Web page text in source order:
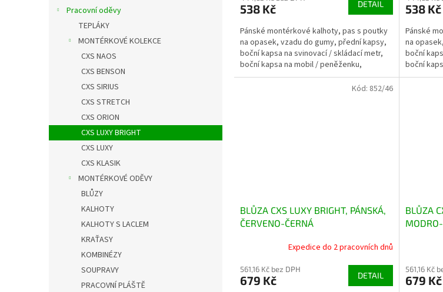
Pracovní oděvy
TEPLÁKY
MONTÉRKOVÉ KOLEKCE
CXS NAOS
CXS BENSON
CXS SIRIUS
CXS STRETCH
CXS ORION
CXS LUXY BRIGHT
CXS LUXY
CXS KLASIK
MONTÉRKOVÉ ODĚVY
BLŮZY
KALHOTY
KALHOTY S LACLEM
KRAŤASY
KOMBINÉZY
SOUPRAVY
PRACOVNÍ PLÁŠTĚ
538 Kč DETAIL
Pánské montérkové kalhoty, pas s poutky
na opasek, vzadu do gumy, přední kapsy,
boční kapsa na svinovací / skládací metr,
boční kapsa na mobil / peněženku,
zdvojená kolena,...
538 Kč
Pánské
na
boční
boční
zdvojená
BLŮZA CXS LUXY BRIGHT, PÁNSKÁ,
ČERVENO-ČERNÁ
Expedice do 2 pracovních dnů
561,16 Kč bez DPH
679 Kč DETAIL
Kód: 852/46
BLŮZA
561,16 Kč
679 Kč